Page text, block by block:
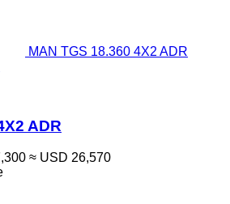
MAN TGS 18.360 4X2 ADR
ADR
≈ USD 26,570